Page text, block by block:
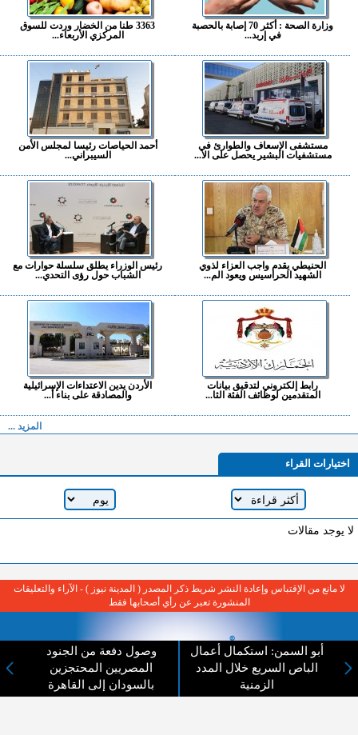
وزارة الصحة : أكثر 70 إصابة بالحصبة
في إربد...
3363 طنا من الخضار وردت للسوق
المركزي الأربعاء...
مستشفى الإسعاف والطوارئ في
مستشفيات البشير يحصل على الا...
أحمد الحياصات رئيسا لمجلس الأمن
السيبراني...
الحنيطي يقدم واجب العزاء لذوي
الشهيد الحراسيس ويعود الم...
رئيس الوزراء يطلق سلسلة حوارات مع
الشباب حول رؤى التحدي...
رابط إلكتروني لتدقيق بيانات
المتقدمين لوظائف الفئة الثا...
الأردن يدين الاعتداءات الإسرائيلية
والمصادقة على بناء أ...
المزيد ...
اختيارات القراء
لا يوجد مقالات
أبو السمن: استكمال أعمال
الباص السريع خلال المدد
الزمنية
وصول دفعة من الجنود
المصريين المحتجزين
بالسودان إلى القاهرة
لا مانع من الإقتباس وإعادة النشر شريط ذكر المصدر ( المدينة نيوز ) - الآراء والتعليقات
المنشورة تعبر عن رأي أصحابها فقط